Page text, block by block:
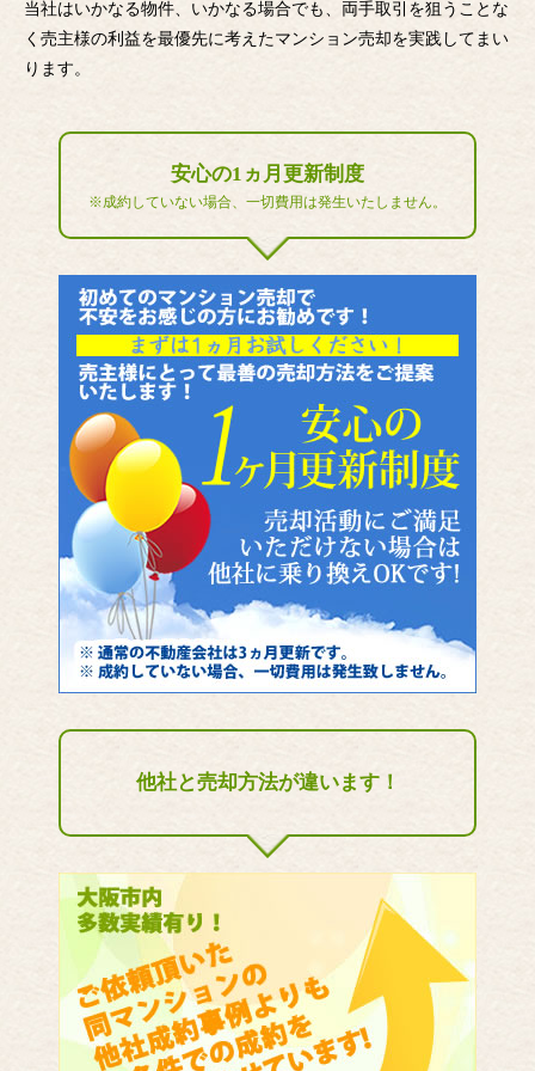
当社はいかなる物件、いかなる場合でも、両手取引を狙うことな
く売主様の利益を最優先に考えたマンション売却を実践してまい
ります。
安心の1ヵ月更新制度
※成約していない場合、一切費用は発生いたしません。
他社と売却方法が違います！